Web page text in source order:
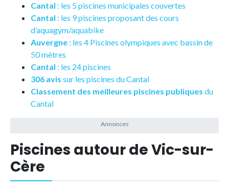
Cantal : les 5 piscines municipales couvertes
Cantal : les 9 piscines proposant des cours
d’aquagym/aquabike
Auvergne : les 4 Piscines olympiques avec bassin de
50 mètres
Cantal : les 24 piscines
306 avis sur les piscines du Cantal
Classement des meilleures piscines publiques du
Cantal
Piscines autour de Vic-sur-
Cère